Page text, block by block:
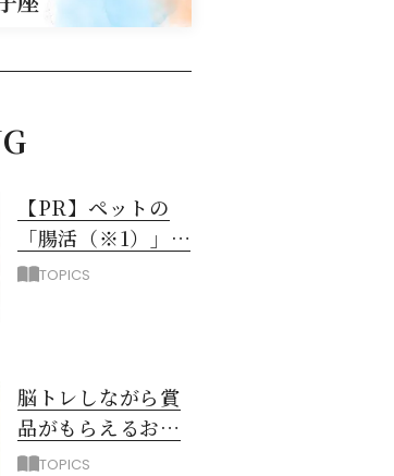
【PR】ペットの
「腸活（※1）」に
注目！愛犬・愛猫
TOPICS
脳トレしながら賞
品がもらえるお得
なアプリ「ハルメ
TOPICS